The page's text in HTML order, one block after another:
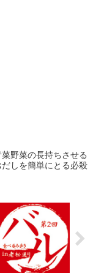
菜野菜の長持ちさせる
しを簡単にとる必殺